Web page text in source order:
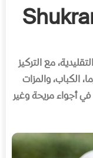
مع التركيز
الكباب، والمزات
أجواء مريحة وغير